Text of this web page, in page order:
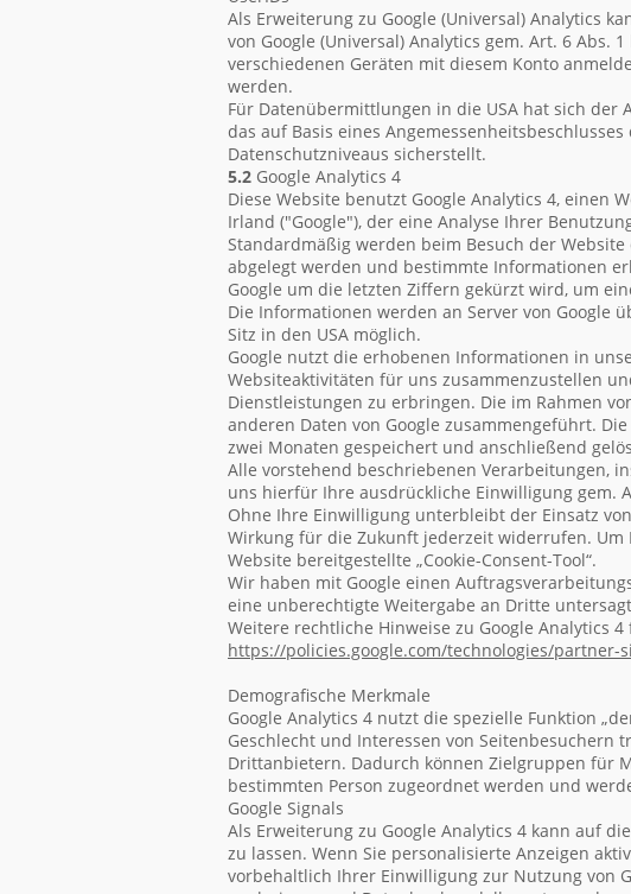
Als Erweiterung zu Google (Universal) Analytics
von Google (Universal) Analytics gem. Art. 6 Abs.
verschiedenen Geräten mit diesem Konto
werden.
Für Datenübermittlungen in die USA hat sich der
das auf Basis eines
Datenschutzniveaus sicherstellt.
5.2 Google Analytics 4
Diese Website benutzt Google Analytics 4, einen
Irland ("Google"), der eine Analyse Ihrer
Standardmäßig werden beim Besuch der
abgelegt werden und bestimmte Informationen
Google um die letzten Ziffern gekürzt wird, um
Die Informationen werden an Server von Google
Sitz in den USA möglich.
Google nutzt die erhobenen Informationen in
Websiteaktivitäten für uns zusammenzustellen
Dienstleistungen zu erbringen. Die im Rahmen
anderen Daten von Google zusammengeführt.
zwei Monaten gespeichert und anschließend
Alle vorstehend beschriebenen Verarbeitungen,
uns hierfür Ihre ausdrückliche Einwilligung gem.
Ohne Ihre Einwilligung unterbleibt der Einsatz
Wirkung für die Zukunft jederzeit widerrufen.
Website bereitgestellte „Cookie-Consent-Tool“.
Wir haben mit Google einen
eine unberechtigte Weitergabe an Dritte
Weitere rechtliche Hinweise zu Google Analytics
https://policies.google.com/technologies/partner-
Demografische Merkmale
Google Analytics 4 nutzt die spezielle Funktion
Geschlecht und Interessen von Seitenbesuchern
Drittanbietern. Dadurch können Zielgruppen für
bestimmten Person zugeordnet werden und
Google Signals
Als Erweiterung zu Google Analytics 4 kann auf
zu lassen. Wenn Sie personalisierte Anzeigen
vorbehaltlich Ihrer Einwilligung zur Nutzung von